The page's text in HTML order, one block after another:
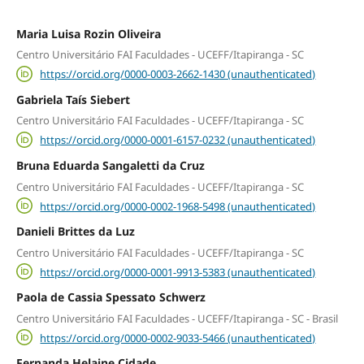
Maria Luisa Rozin Oliveira
Centro Universitário FAI Faculdades - UCEFF/Itapiranga - SC
https://orcid.org/0000-0003-2662-1430 (unauthenticated)
Gabriela Taís Siebert
Centro Universitário FAI Faculdades - UCEFF/Itapiranga - SC
https://orcid.org/0000-0001-6157-0232 (unauthenticated)
Bruna Eduarda Sangaletti da Cruz
Centro Universitário FAI Faculdades - UCEFF/Itapiranga - SC
https://orcid.org/0000-0002-1968-5498 (unauthenticated)
Danieli Brittes da Luz
Centro Universitário FAI Faculdades - UCEFF/Itapiranga - SC
https://orcid.org/0000-0001-9913-5383 (unauthenticated)
Paola de Cassia Spessato Schwerz
Centro Universitário FAI Faculdades - UCEFF/Itapiranga - SC - Brasil
https://orcid.org/0000-0002-9033-5466 (unauthenticated)